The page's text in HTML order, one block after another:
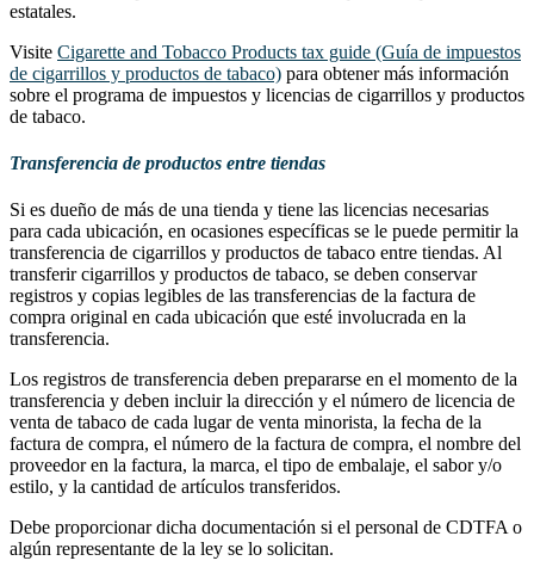
estatales.
Visite Cigarette and Tobacco Products tax guide (Guía de impuestos
de cigarrillos y productos de tabaco) para obtener más información
sobre el programa de impuestos y licencias de cigarrillos y productos
de tabaco.
Transferencia de productos entre tiendas
Si es dueño de más de una tienda y tiene las licencias necesarias
para cada ubicación, en ocasiones específicas se le puede permitir la
transferencia de cigarrillos y productos de tabaco entre tiendas. Al
transferir cigarrillos y productos de tabaco, se deben conservar
registros y copias legibles de las transferencias de la factura de
compra original en cada ubicación que esté involucrada en la
transferencia.
Los registros de transferencia deben prepararse en el momento de la
transferencia y deben incluir la dirección y el número de licencia de
venta de tabaco de cada lugar de venta minorista, la fecha de la
factura de compra, el número de la factura de compra, el nombre del
proveedor en la factura, la marca, el tipo de embalaje, el sabor y/o
estilo, y la cantidad de artículos transferidos.
Debe proporcionar dicha documentación si el personal de CDTFA o
algún representante de la ley se lo solicitan.